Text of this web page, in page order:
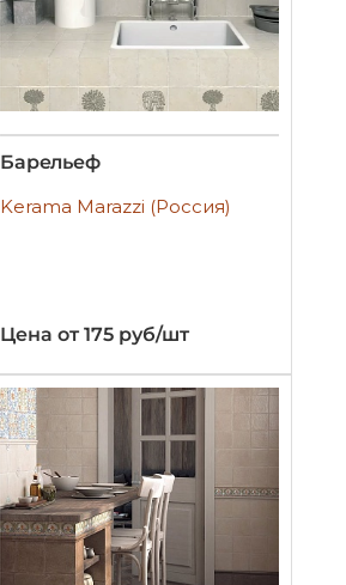
Барельеф
Kerama Marazzi (Россия)
Цена от 175 руб/шт